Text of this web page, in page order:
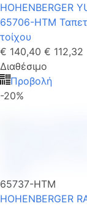
HOHENBERGER
65706-HTM
τοίχου
€ 140,40 € 112,32
Διαθέσιμο
Προβολή
-20%
65737-HTM
HOHENBERGER